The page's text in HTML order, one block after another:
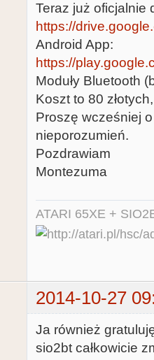
Teraz już oficjalnie
https://
Android App:
https://
Moduły Bluetooth
Koszt to 80
Proszę wcześniej
nieporozumień.
Pozdrawiam
Montezuma
ATARI 65XE +
2014-10-27
Ja również
sio2bt całkowicie